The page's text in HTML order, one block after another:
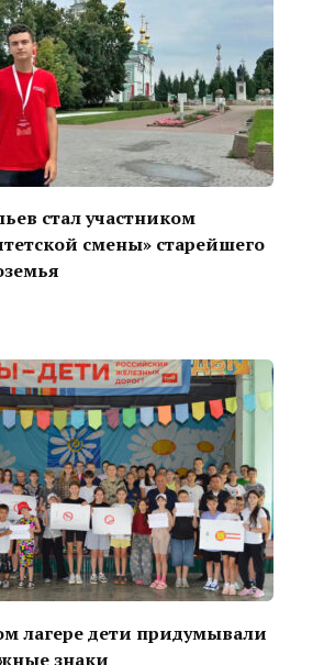
стал участником
смены» старейшего
лагере дети придумывали
знаки